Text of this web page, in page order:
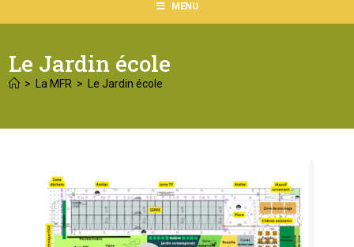
MENU
Le Jardin école
> La MFR > Le Jardin école